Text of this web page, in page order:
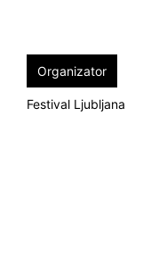
Organizator
Festival Ljubljana